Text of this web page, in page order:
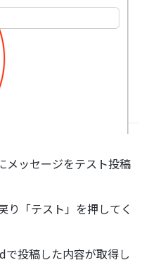
メッセージをテスト投稿
り「テスト」を押してく
投稿した内容が取得し